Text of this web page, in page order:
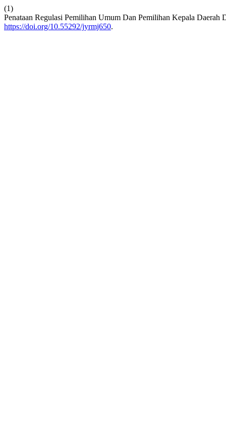
(1)
Penataan Regulasi Pemilihan Umum Dan Pemilihan Kepala Daerah
https://doi.org/10.55292/jyrmj650.